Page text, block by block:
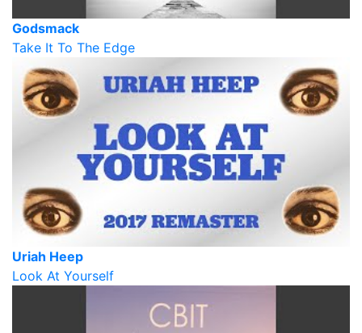
Godsmack
Take It To The Edge
Uriah Heep
Look At Yourself